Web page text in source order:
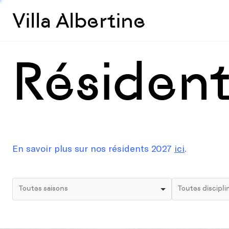
Villa Albertine
En savoir plus sur nos résidents 2027 ici.
Toutes saisons Toutes